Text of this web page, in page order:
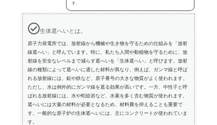
す。
生体遮へいとは。
原子力発電所では、放射線から機械や生き物を守るための仕組みを「放射
線遮へい」と呼んでいます。特に、私たち人間や動植物を守るために、放
射線を安全なレベルまで減らす遮へいを「生体遮へい」と呼びます。放射
線の種類によって遮へいに適した材料が異なり、例えば、ガンマ線と呼ば
れる放射線には、鉛や鉄など、原子番号の大きな物質がよく使われます。
ただし、水は例外的にガンマ線を遮る効果が高いです。一方、中性子と呼
ばれる放射線には、水や蛇紋岩など、水素を多く含む物質が使われます。
遮へいには大量の材料が必要となるため、材料費を抑えることも重要で
す。一般的な原子炉の生体遮へいには、主にコンクリートが使われていま
す。